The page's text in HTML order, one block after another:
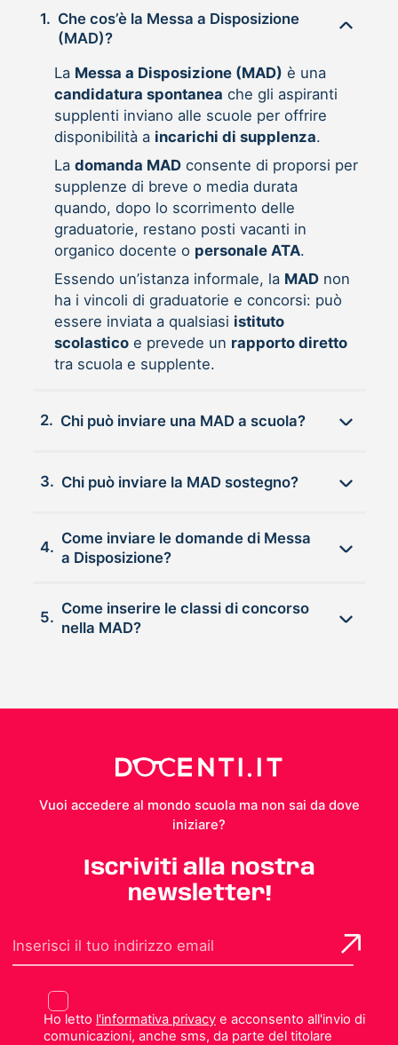
1. Che cos’è la Messa a Disposizione
(MAD)?
La Messa a Disposizione (MAD) è una
candidatura spontanea che gli aspiranti
supplenti inviano alle scuole per offrire
disponibilità a incarichi di supplenza.
La domanda MADconsente di proporsi per
supplenze di breve o media durata
quando, dopo lo scorrimento delle
graduatorie, restano posti vacanti in
organico docente o personale ATA.
Essendo un’istanza informale, la MADnon
ha i vincoli di graduatorie e concorsi: può
essere inviata a qualsiasi istituto
scolasticoe prevede un rapporto diretto
tra scuola e supplente.
2. Chi può inviare una MAD a scuola?
3. Chi può inviare la MAD sostegno?
4.
Come inviare le domande di Messa
a Disposizione?
5.
Come inserire le classi di concorso
nella MAD?
Vuoi accedere al mondo scuola ma non sai da dove
iniziare?
Iscriviti alla nostra
newsletter!
Ho letto l'informativa privacye acconsento all'invio di
comunicazioni, anche sms, da parte del titolare